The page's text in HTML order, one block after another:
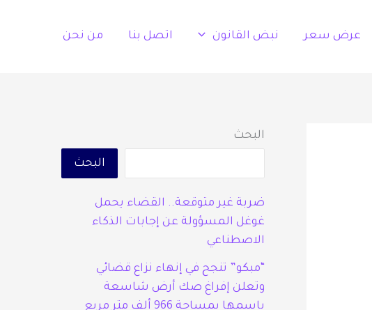
عرض سعر نبض القانون اتصل بنا من نحن
البحث
البحث
ضربة غير متوقعة.. القضاء يحمل
غوغل المسؤولة عن إجابات الذكاء
الاصطناعي
“مبكو” تنجح في إنهاء نزاع قضائي
وتعلن إفراغ صك أرض شاسعة
باسمها بمساحة 966 ألف متر مربع